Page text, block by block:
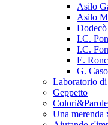
Asilo
Asilo
Dodecò
I.C.
I.C.
E.
G.
Laboratorio di
Geppetto
Colori&Parole
Una merenda